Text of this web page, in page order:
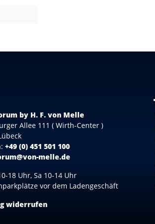
by H. F. von Melle
Allee 111 ( Wirth-Center )
+49 (0) 451 501 100
melle.de
18 Uhr, Sa 10-14 Uhr
vor dem Ladengeschäft
widerrufen